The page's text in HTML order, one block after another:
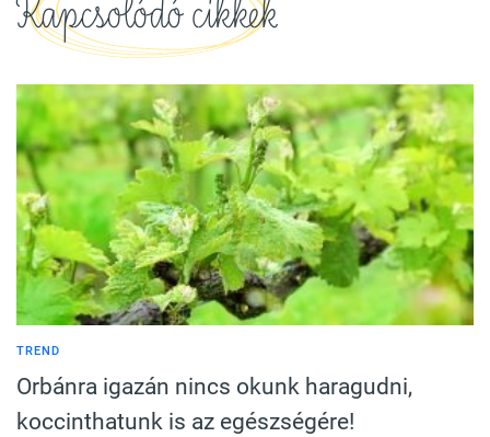
Kapcsolódó cikkek
TREND
Orbánra igazán nincs okunk haragudni,
koccinthatunk is az egészségére!